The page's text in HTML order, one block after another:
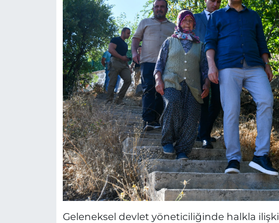
Geleneksel devlet yöneticiliğinde halkla